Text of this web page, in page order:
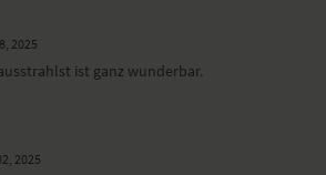
2025
ist ganz wunderbar.
2025